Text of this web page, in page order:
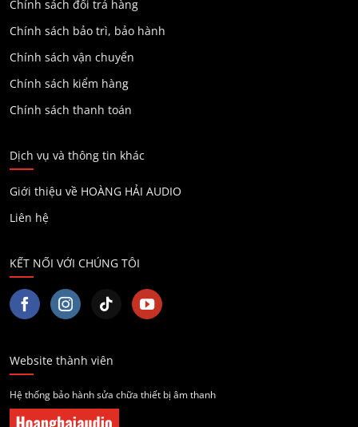
Chính sách đổi trả hàng
Chính sách bảo trì, bảo hành
Chính sách vận chuyển
Chính sách kiểm hàng
Chính sách thanh toán
Dịch vụ và thông tin khác
Giới thiệu về HOÀNG HẢI AUDIO
Liên hệ
KẾT NỐI VỚI CHÚNG TÔI
Website thành viên
Hệ thống bảo hành sửa chữa thiết bị âm thanh